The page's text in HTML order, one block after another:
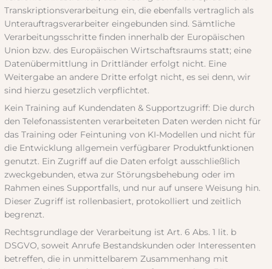
Transkriptionsverarbeitung ein, die ebenfalls vertraglich als
Unterauftragsverarbeiter eingebunden sind. Sämtliche
Verarbeitungsschritte finden innerhalb der Europäischen
Union bzw. des Europäischen Wirtschaftsraums statt; eine
Datenübermittlung in Drittländer erfolgt nicht. Eine
Weitergabe an andere Dritte erfolgt nicht, es sei denn, wir
sind hierzu gesetzlich verpflichtet.
Kein Training auf Kundendaten & Supportzugriff: Die durch
den Telefonassistenten verarbeiteten Daten werden nicht für
das Training oder Feintuning von KI-Modellen und nicht für
die Entwicklung allgemein verfügbarer Produktfunktionen
genutzt. Ein Zugriff auf die Daten erfolgt ausschließlich
zweckgebunden, etwa zur Störungsbehebung oder im
Rahmen eines Supportfalls, und nur auf unsere Weisung hin.
Dieser Zugriff ist rollenbasiert, protokolliert und zeitlich
begrenzt.
Rechtsgrundlage der Verarbeitung ist Art. 6 Abs. 1 lit. b
DSGVO, soweit Anrufe Bestandskunden oder Interessenten
betreffen, die in unmittelbarem Zusammenhang mit